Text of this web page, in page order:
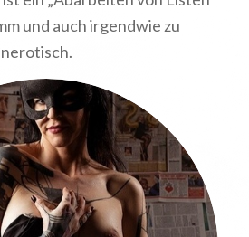
und auch irgendwie zu